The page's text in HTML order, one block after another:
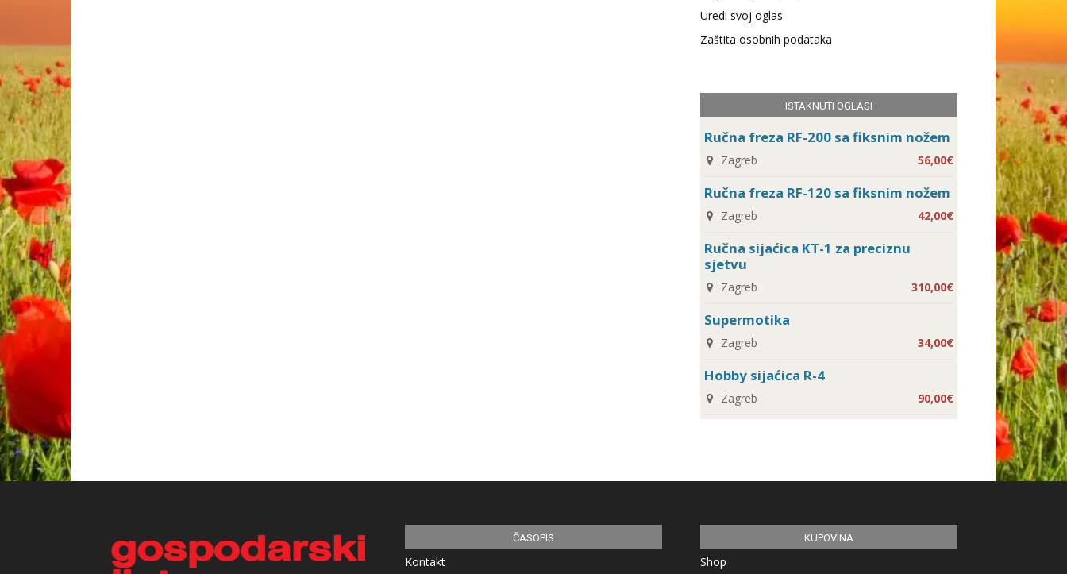
Uredi svoj oglas
Zaštita osobnih podataka
ISTAKNUTI OGLASI
Ručna freza RF-200 sa fiksnim nožem
Zagreb 56,00€
Ručna freza RF-120 sa fiksnim nožem
Zagreb 42,00€
Ručna sijaćica KT-1 za preciznu
sjetvu
Zagreb 310,00€
Supermotika
Zagreb 34,00€
Hobby sijaćica R-4
Zagreb 90,00€
ČASOPIS
Kontakt
KUPOVINA
Shop